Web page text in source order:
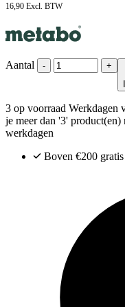
16,90 Excl. BTW
Aantal -
+
3 op voorraad Werkdagen
je meer dan '3'
werkdagen
Boven €200